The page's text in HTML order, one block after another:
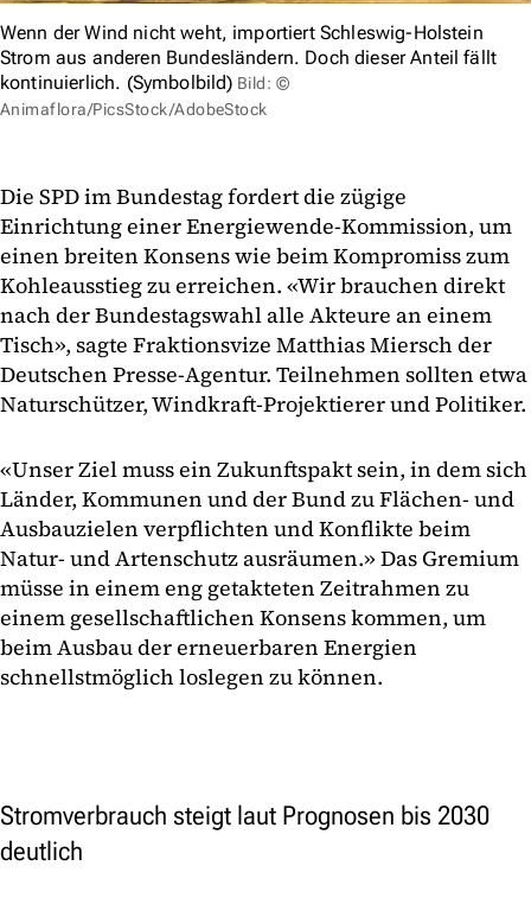
Wenn der Wind nicht weht, importiert Schleswig-Holstein
Strom aus anderen Bundesländern. Doch dieser Anteil fällt
kontinuierlich. (Symbolbild) Bild: ©
Animaflora/PicsStock/AdobeStock
Die SPD im Bundestag fordert die zügige
Einrichtung einer Energiewende-Kommission, um
einen breiten Konsens wie beim Kompromiss zum
Kohleausstieg zu erreichen. «Wir brauchen direkt
nach der Bundestagswahl alle Akteure an einem
Tisch», sagte Fraktionsvize Matthias Miersch der
Deutschen Presse-Agentur. Teilnehmen sollten etwa
Naturschützer, Windkraft-Projektierer und Politiker.
«Unser Ziel muss ein Zukunftspakt sein, in dem sich
Länder, Kommunen und der Bund zu Flächen- und
Ausbauzielen verpflichten und Konflikte beim
Natur- und Artenschutz ausräumen.» Das Gremium
müsse in einem eng getakteten Zeitrahmen zu
einem gesellschaftlichen Konsens kommen, um
beim Ausbau der erneuerbaren Energien
schnellstmöglich loslegen zu können.
Stromverbrauch steigt laut Prognosen bis 2030
deutlich